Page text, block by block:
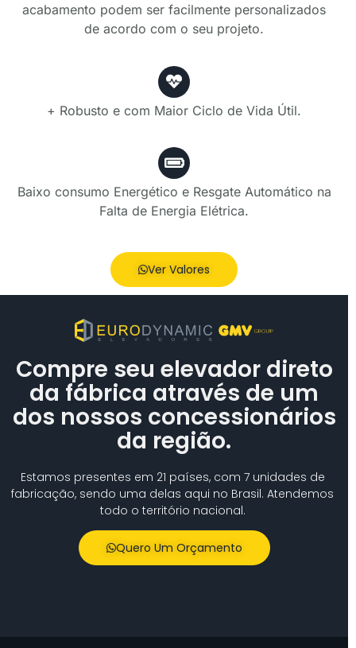
acabamento podem ser facilmente personalizados
de acordo com o seu projeto.
+ Robusto e com Maior Ciclo de Vida Útil.
Baixo consumo Energético e Resgate Automático na
Falta de Energia Elétrica.
Ver Valores
Compre seu elevador direto
da fábrica através de um
dos nossos concessionários
da região.
Estamos presentes em 21 países, com 7 unidades de
fabricação, sendo uma delas aqui no Brasil. Atendemos
todo o território nacional.
Quero Um Orçamento